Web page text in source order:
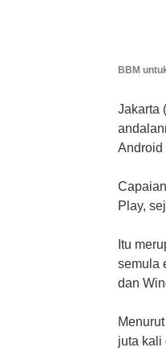
BBM
Jakarta
Android
Play,
Itu
semula
dan
juta kali